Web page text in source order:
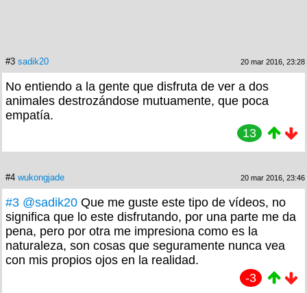
#3 sadik20 20 mar 2016, 23:28
No entiendo a la gente que disfruta de ver a dos
animales destrozándose mutuamente, que poca
empatía.
13
#4 wukongjade 20 mar 2016, 23:46
#3 @sadik20 Que me guste este tipo de vídeos, no
significa que lo este disfrutando, por una parte me da
pena, pero por otra me impresiona como es la
naturaleza, son cosas que seguramente nunca vea
con mis propios ojos en la realidad.
-3